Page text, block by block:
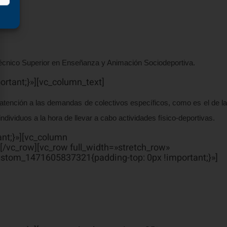
Superior en Enseñanza y Animación Sociodeportiva.
a las demandas de colectivos específicos, como es el de la
a la hora de llevar a cabo actividades físico-deportivas.
full_width=»stretch_row»
top: 0px !important;}»]